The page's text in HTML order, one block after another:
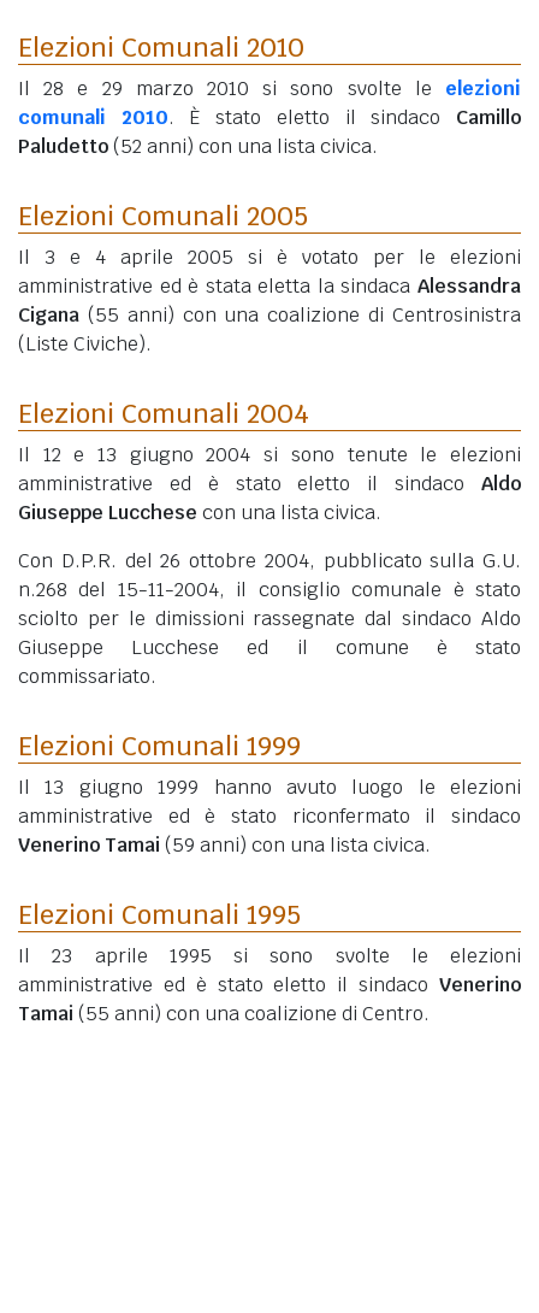
Elezioni Comunali 2010
Il 28 e 29 marzo 2010 si sono svolte le elezioni
comunali 2010. È stato eletto il sindaco Camillo
Paludetto(52 anni) con una lista civica.
Elezioni Comunali 2005
Il 3 e 4 aprile 2005 si è votato per le elezioni
amministrative ed è stata eletta la sindaca Alessandra
Cigana (55 anni) con una coalizione di Centrosinistra
(Liste Civiche).
Elezioni Comunali 2004
Il 12 e 13 giugno 2004 si sono tenute le elezioni
amministrative ed è stato eletto il sindaco Aldo
Giuseppe Lucchese con una lista civica.
Con D.P.R. del 26 ottobre 2004, pubblicato sulla G.U.
n.268 del 15-11-2004, il consiglio comunale è stato
sciolto per le dimissioni rassegnate dal sindaco Aldo
Giuseppe Lucchese ed il comune è stato
commissariato.
Elezioni Comunali 1999
Il 13 giugno 1999 hanno avuto luogo le elezioni
amministrative ed è stato riconfermato il sindaco
Venerino Tamai (59 anni) con una lista civica.
Elezioni Comunali 1995
Il 23 aprile 1995 si sono svolte le elezioni
amministrative ed è stato eletto il sindaco Venerino
Tamai (55 anni) con una coalizione di Centro.